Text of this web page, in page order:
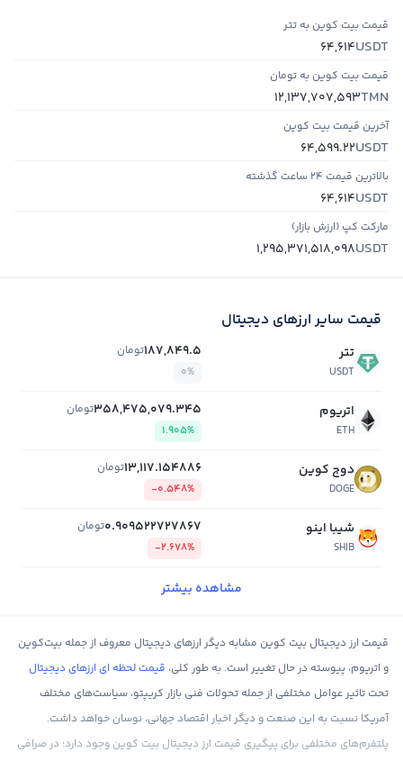
قیمت بیت کوین به تتر
USDT
64,614
قیمت بیت کوین به تومان
TMN
12,137,707,593
آخرین قیمت بیت کوین
USDT
64,599.22
بالاترین قیمت ۲۴ ساعت گذشته
USDT
64,614
مارکت کپ (ارزش بازار)
USDT
1,295,371,518,098
قیمت سایر ارزهای دیجیتال
تتر
USDT
187,849.5تومان
0%
اتریوم
ETH
358,475,079.345تومان
1.905%
دوج کوین
DOGE
13,117.154886تومان
-0.548%
شیبا اینو
SHIB
0.909522727867تومان
-2.678%
مشاهده بیشتر
قیمت ارز دیجیتال بیت کوین مشابه دیگر ارزهای دیجیتال معروف از جمله بیت‌کوین
و اتریوم، پیوسته در حال تغییر است. به طور کلی، قیمت لحظه ای ارزهای دیجیتال
تحت تاثیر عوامل مختلفی از جمله تحولات فنی بازار کریپتو، سیاست‌های مختلف
آمریکا نسبت به این صنعت و دیگر اخبار اقتصاد جهانی، نوسان خواهد داشت.
پلتفرم‌های مختلفی برای پیگیری قیمت ارز دیجیتال بیت کوین وجود دارد؛ در صرافی